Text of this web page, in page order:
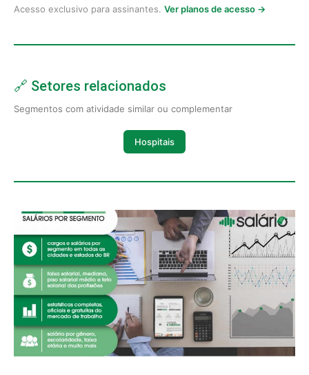
Acesso exclusivo para assinantes. Ver planos de acesso →
🔗 Setores relacionados
Segmentos com atividade similar ou complementar
Hospitais